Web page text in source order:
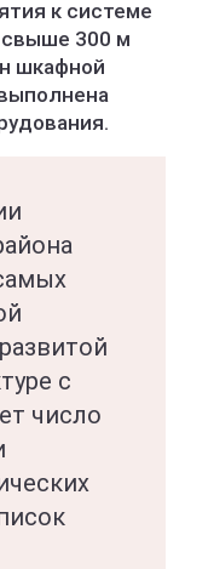
к системе
300 м
шкафной
с
число